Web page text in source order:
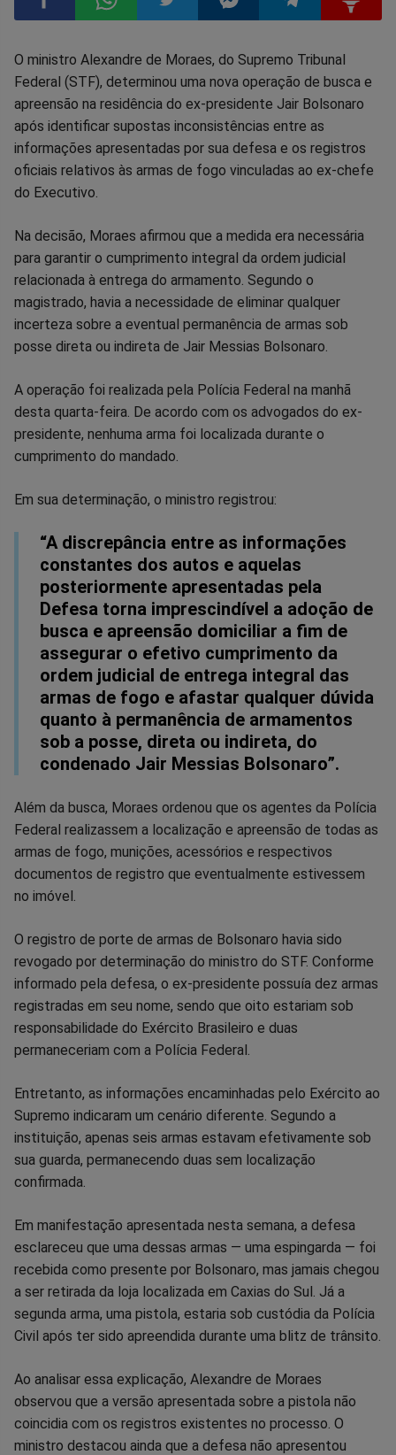
Compartilhar
no
Facebook
Compartilhar
no
Whatsapp
Compartilhar
no
Twitter
Compartilhar
no
Messenger
Compartilhar
no
Telegram
no
Gettr
O ministro Alexandre de Moraes, do Supremo Tribunal
Federal (STF), determinou uma nova operação de busca e
apreensão na residência do ex-presidente Jair Bolsonaro
após identificar supostas inconsistências entre as
informações apresentadas por sua defesa e os registros
oficiais relativos às armas de fogo vinculadas ao ex-chefe
do Executivo.
Na decisão, Moraes afirmou que a medida era necessária
para garantir o cumprimento integral da ordem judicial
relacionada à entrega do armamento. Segundo o
magistrado, havia a necessidade de eliminar qualquer
incerteza sobre a eventual permanência de armas sob
posse direta ou indireta de Jair Messias Bolsonaro.
A operação foi realizada pela Polícia Federal na manhã
desta quarta-feira. De acordo com os advogados do ex-
presidente, nenhuma arma foi localizada durante o
cumprimento do mandado.
Em sua determinação, o ministro registrou:
“A discrepância entre as informações
constantes dos autos e aquelas
posteriormente apresentadas pela
Defesa torna imprescindível a adoção de
busca e apreensão domiciliar a fim de
assegurar o efetivo cumprimento da
ordem judicial de entrega integral das
armas de fogo e afastar qualquer dúvida
quanto à permanência de armamentos
sob a posse, direta ou indireta, do
condenado Jair Messias Bolsonaro”.
Além da busca, Moraes ordenou que os agentes da Polícia
Federal realizassem a localização e apreensão de todas as
armas de fogo, munições, acessórios e respectivos
documentos de registro que eventualmente estivessem
no imóvel.
O registro de porte de armas de Bolsonaro havia sido
revogado por determinação do ministro do STF. Conforme
informado pela defesa, o ex-presidente possuía dez armas
registradas em seu nome, sendo que oito estariam sob
responsabilidade do Exército Brasileiro e duas
permaneceriam com a Polícia Federal.
Entretanto, as informações encaminhadas pelo Exército ao
Supremo indicaram um cenário diferente. Segundo a
instituição, apenas seis armas estavam efetivamente sob
sua guarda, permanecendo duas sem localização
confirmada.
Em manifestação apresentada nesta semana, a defesa
esclareceu que uma dessas armas — uma espingarda — foi
recebida como presente por Bolsonaro, mas jamais chegou
a ser retirada da loja localizada em Caxias do Sul. Já a
segunda arma, uma pistola, estaria sob custódia da Polícia
Civil após ter sido apreendida durante uma blitz de trânsito.
Ao analisar essa explicação, Alexandre de Moraes
observou que a versão apresentada sobre a pistola não
coincidia com os registros existentes no processo. O
ministro destacou ainda que a defesa não apresentou